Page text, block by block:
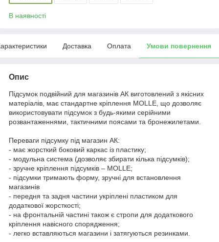
В наявності
Доставка Оплата Умови повернення
Опис
Підсумок подвійний для магазинів АК виготовлений з якісних
матеріалів, має стандартне кріплення MOLLE, що дозволяє
використовувати підсумок з будь-якими серійними
розвантаженнями, тактичними поясами та бронежилетами.
Переваги підсумку під магазин АК:
- має жорсткий боковий каркас із пластику;
- модульна система (дозволяє збирати кілька підсумків);
- зручне кріплення підсумків – MOLLE;
- підсумки тримають форму, зручні для встановлення
магазинів
- передня та задня частини укріплені пластиком для
додаткової жорсткості;
- на фронтальній частині також є стропи для додаткового
кріплення навісного спорядження;
- легко вставляються магазини і затягуються резинками.